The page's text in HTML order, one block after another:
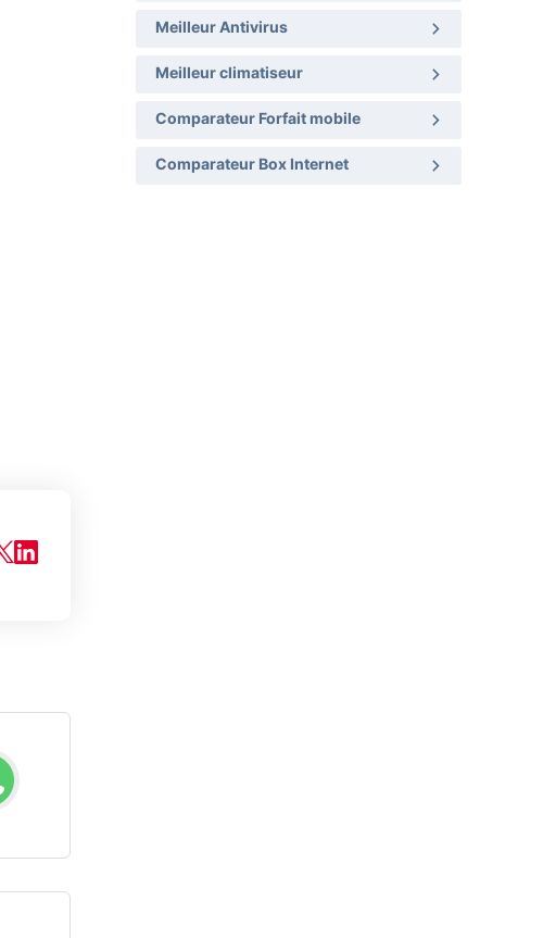
Meilleur Antivirus
Meilleur climatiseur
Comparateur Forfait mobile
Comparateur Box Internet